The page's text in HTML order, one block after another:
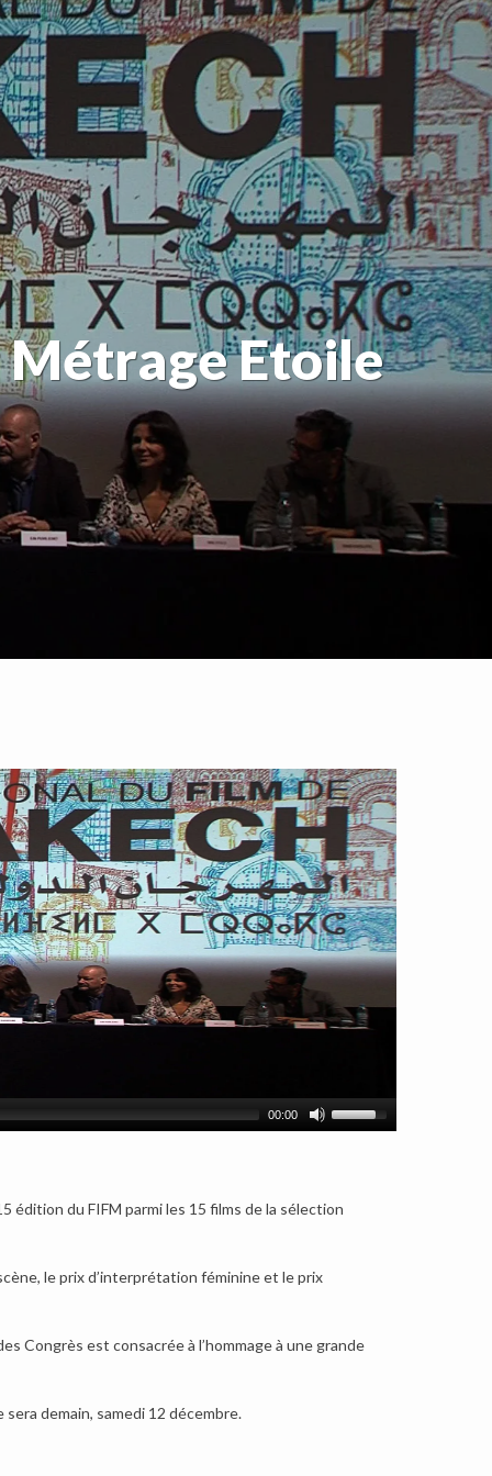
Métrage Etoile
00:00
édition du FIFM parmi les 15 films de la sélection
le prix d’interprétation féminine et le prix
Congrès est consacrée à l’hommage à une grande
demain, samedi 12 décembre.